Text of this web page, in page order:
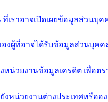
ที่เราอาจเปิดเผยข้อมูลส่วนบุ
องผู้ที่อาจได้รับข้อมูลส่วนบุค
น่วยงานข้อมูลเครดิต เพื่อ
หน่วยงานต่างประเทศหรืออ